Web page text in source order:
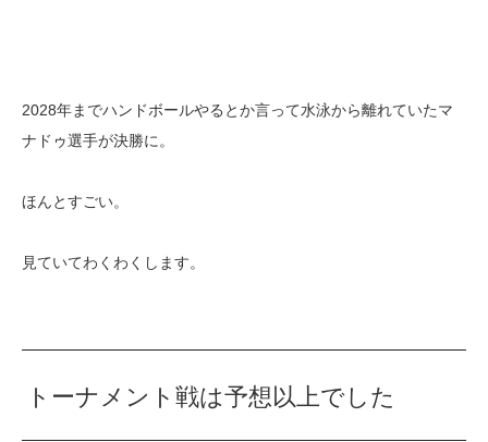
2028年までハンドボールやるとか言って水泳から離れていたマ
ナドゥ選手が決勝に。
ほんとすごい。
見ていてわくわくします。
トーナメント戦は予想以上でした